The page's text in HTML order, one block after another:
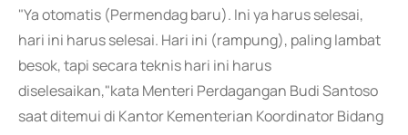
"Ya otomatis (Permendag baru). Ini ya harus selesai,
hari ini harus selesai. Hari ini (rampung), paling lambat
besok, tapi secara teknis hari ini harus
diselesaikan,"kata Menteri Perdagangan Budi Santoso
saat ditemui di Kantor Kementerian Koordinator Bidang